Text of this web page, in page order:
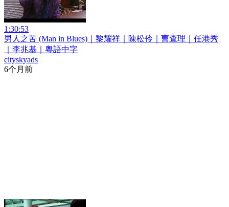
1:30:53
男人之苦 (Man in Blues)｜黎耀祥｜陳松伶｜曹查理｜任港秀
｜李兆基｜粵語中字
cityskyads
6个月前